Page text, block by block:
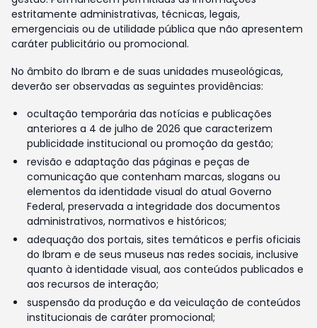
estritamente administrativas, técnicas, legais,
emergenciais ou de utilidade pública que não apresentem
caráter publicitário ou promocional.
No âmbito do Ibram e de suas unidades museológicas,
deverão ser observadas as seguintes providências:
ocultação temporária das notícias e publicações
anteriores a 4 de julho de 2026 que caracterizem
publicidade institucional ou promoção da gestão;
revisão e adaptação das páginas e peças de
comunicação que contenham marcas, slogans ou
elementos da identidade visual do atual Governo
Federal, preservada a integridade dos documentos
administrativos, normativos e históricos;
adequação dos portais, sites temáticos e perfis oficiais
do Ibram e de seus museus nas redes sociais, inclusive
quanto à identidade visual, aos conteúdos publicados e
aos recursos de interação;
suspensão da produção e da veiculação de conteúdos
institucionais de caráter promocional;